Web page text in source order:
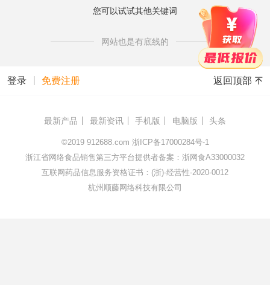
您可以试试其他关键词
网站也是有底线的
登录 免费注册 返回顶部
最新产品 最新资讯 手机版 电脑版 头条
©2019 912688.com 浙ICP备17000284号-1
浙江省网络食品销售第三方平台提供者备案：浙网食A33000032
互联网药品信息服务资格证书：(浙)-经营性-2020-0012
杭州顺藤网络科技有限公司